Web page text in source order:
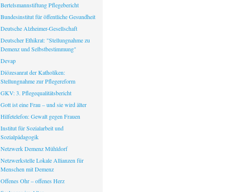
Bertelsmannstiftung Pflegebericht
Bundesinstitut für öffentliche Gesundheit
Deutsche Alzheimer-Gesellschaft
Deutscher Ethikrat: "Stellungnahme zu
Demenz und Selbstbestimmung"
Devap
Diözesanrat der Katholiken:
Stellungnahme zur Pflegereform
GKV: 3. Pflegequalitätsbericht
Gott ist eine Frau – und sie wird älter
Hilfetelefon: Gewalt gegen Frauen
Institut für Sozialarbeit und
Sozialpädagogik
Netzwerk Demenz Mühldorf
Netzwerkstelle Lokale Allianzen für
Menschen mit Demenz
Offenes Ohr – offenes Herz